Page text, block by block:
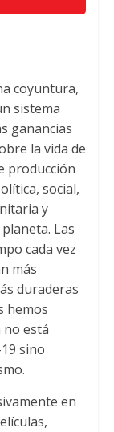
coyuntura,
sistema
ganancias
la vida de
producción
social,
y
Las
cada vez
más
duraderas
hemos
no está
sino
en